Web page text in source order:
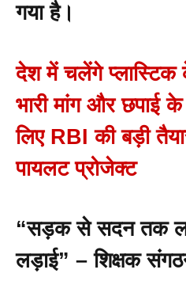
गया है।
देश में चलेंगे प्लास्टिक
भारी मांग और छपाई
लिए RBI की बड़ी
पायलट प्रोजेक्ट
“सड़क से सदन तक
लड़ाई” – शिक्षक